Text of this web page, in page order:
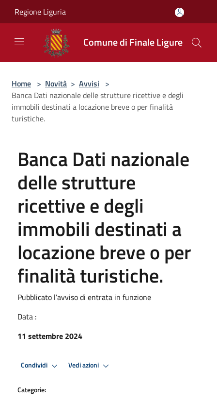
Regione Liguria
Comune di Finale Ligure
Home > Novità > Avvisi >
Banca Dati nazionale delle strutture ricettive e degli
immobili destinati a locazione breve o per finalità
turistiche.
Banca Dati nazionale
delle strutture
ricettive e degli
immobili destinati a
locazione breve o per
finalità turistiche.
Pubblicato l’avviso di entrata in funzione
Data :
11 settembre 2024
Condividi Vedi azioni
Categorie: